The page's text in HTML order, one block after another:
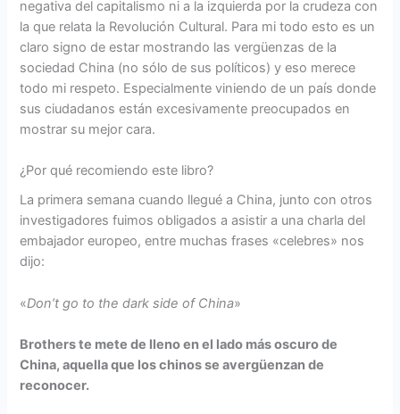
negativa del capitalismo ni a la izquierda por la crudeza con
la que relata la Revolución Cultural. Para mi todo esto es un
claro signo de estar mostrando las vergüenzas de la
sociedad China (no sólo de sus políticos) y eso merece
todo mi respeto. Especialmente viniendo de un país donde
sus ciudadanos están excesivamente preocupados en
mostrar su mejor cara.
¿Por qué recomiendo este libro?
La primera semana cuando llegué a China, junto con otros
investigadores fuimos obligados a asistir a una charla del
embajador europeo, entre muchas frases «celebres» nos
dijo:
«Don’t go to the dark side of China»
Brothers te mete de lleno en el lado más oscuro de
China, aquella que los chinos se avergüenzan de
reconocer.